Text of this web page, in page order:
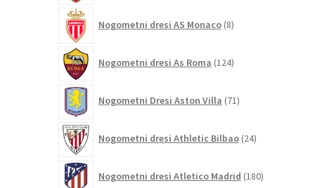
Nogometni dresi AS Monaco 8izdelkov
Nogometni dresi As Roma 124izdelkov
Nogometni Dresi Aston Villa 71izdelkov
Nogometni dresi Athletic Bilbao 24izdelkov
Nogometni dresi Atletico Madrid 180izdelkov